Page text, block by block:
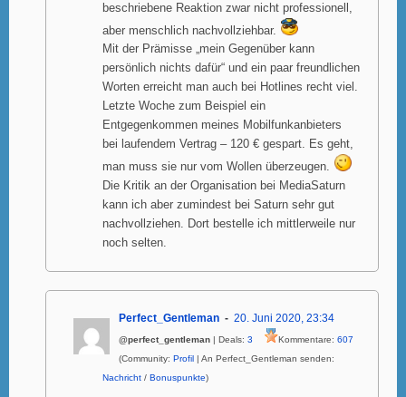
beschriebene Reaktion zwar nicht professionell,
aber menschlich nachvollziehbar.
Mit der Prämisse „mein Gegenüber kann
persönlich nichts dafür“ und ein paar freundlichen
Worten erreicht man auch bei Hotlines recht viel.
Letzte Woche zum Beispiel ein
Entgegenkommen meines Mobilfunkanbieters
bei laufendem Vertrag – 120 € gespart. Es geht,
man muss sie nur vom Wollen überzeugen.
Die Kritik an der Organisation bei MediaSaturn
kann ich aber zumindest bei Saturn sehr gut
nachvollziehen. Dort bestelle ich mittlerweile nur
noch selten.
Perfect_Gentleman 20. Juni 2020, 23:34
@perfect_gentleman | Deals: 3 Kommentare: 607
(Community: Profil | An Perfect_Gentleman senden:
Nachricht / Bonuspunkte)